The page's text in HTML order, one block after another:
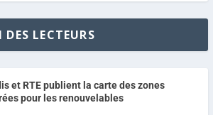
LECTEURS
et RTE publient la carte des zones
pour les renouvelables